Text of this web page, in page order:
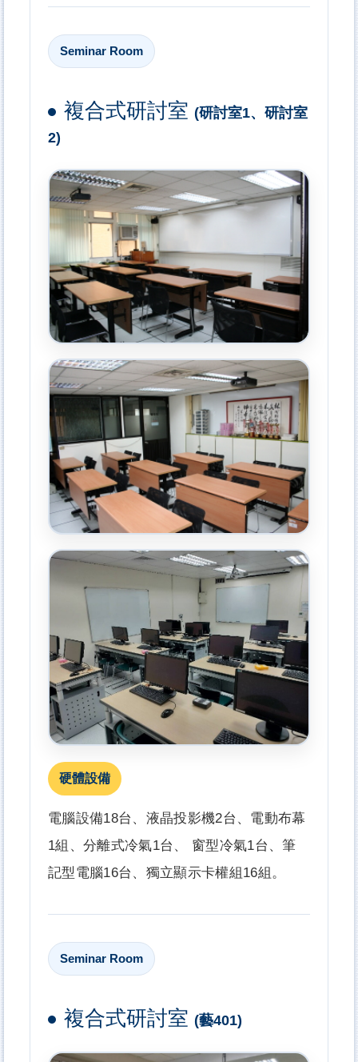
Seminar Room
複合式研討室 (研討室1、研討室
2)
硬體設備
電腦設備18台、液晶投影機2台、電動布幕
1組、分離式冷氣1台、 窗型冷氣1台、筆
記型電腦16台、獨立顯示卡權組16組。
Seminar Room
複合式研討室 (藝401)